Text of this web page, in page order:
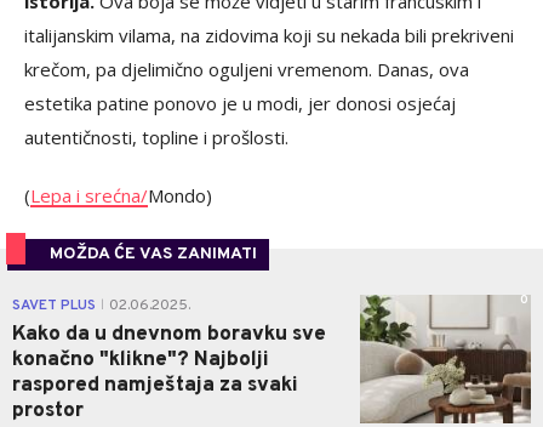
italijanskim vilama, na zidovima koji su nekada bili prekriveni
krečom, pa djelimično oguljeni vremenom. Danas, ova
estetika patine ponovo je u modi, jer donosi osjećaj
autentičnosti, topline i prošlosti.
(Lepa i srećna/Mondo)
MOŽDA ĆE VAS ZANIMATI
SAVET PLUS 02.06.2025.
Kako da u dnevnom boravku sve
konačno "klikne"? Najbolji
raspored namještaja za svaki
prostor
0